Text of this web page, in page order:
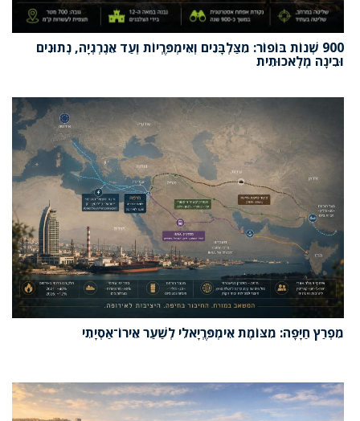
900 שְׁנוֹת בּוֹפוֹר: מִצַּלְבָּנִים וְאִימְפֶּרְיוֹת וְעַד אֵנֶרְגְיָה, נְתוּנִים
וּבִינָה מְלָאכוּתִית
מִפְרַץ חַיָּפָה: מִצּוֹמֶת אִימְפֶּרְיָאלִי לְשַׁעַר אֵירוֹ־אַסְיָתִי